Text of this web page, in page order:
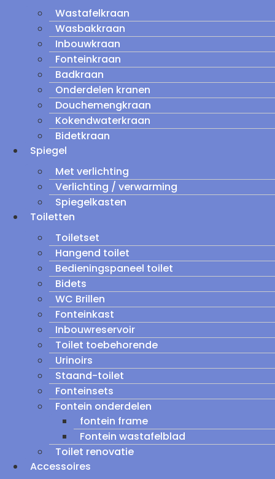
Wastafelkraan
Wasbakkraan
Inbouwkraan
Fonteinkraan
Badkraan
Onderdelen kranen
Douchemengkraan
Kokendwaterkraan
Bidetkraan
Spiegel
Met verlichting
Verlichting / verwarming
Spiegelkasten
Toiletten
Toiletset
Hangend toilet
Bedieningspaneel toilet
Bidets
WC Brillen
Fonteinkast
Inbouwreservoir
Toilet toebehorende
Urinoirs
Staand-toilet
Fonteinsets
Fontein onderdelen
fontein frame
Fontein wastafelblad
Toilet renovatie
Accessoires